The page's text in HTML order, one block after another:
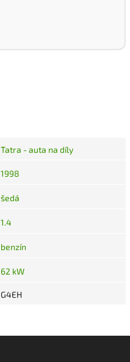
Tatra - auta na díly
1998
šedá
1.4
benzín
62 kW
G4EH